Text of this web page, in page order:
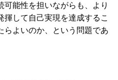
能性を担いながらも、より
して自己実現を達成するこ
らよいのか、という問題であ